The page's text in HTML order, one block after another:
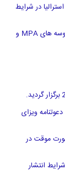
در شرایط
اخبار مهم تغییرات جدید در روند ارسال مدارک در پروسه های MPA و
ویزای
موقت در
انتشار